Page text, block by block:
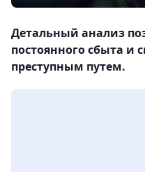
Детальный анализ
постоянного сбыта и
преступным путем.